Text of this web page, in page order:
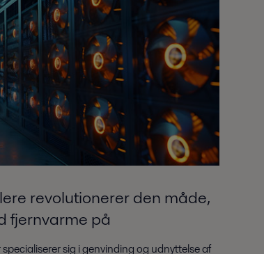
revolutionerer den måde,
fjernvarme på
sig i genvinding og udnyttelse af